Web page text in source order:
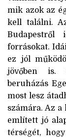
mik azok az
kell találni.
Budapestről
forrásokat.
ez jól
jövőben is.
beruházás
most lesz
számára. Az
említett jó
térségét,